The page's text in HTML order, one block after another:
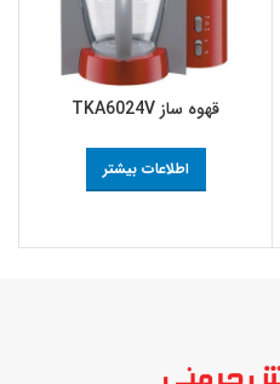
قهوه ساز TKA6024V
اطلاعات بیشتر